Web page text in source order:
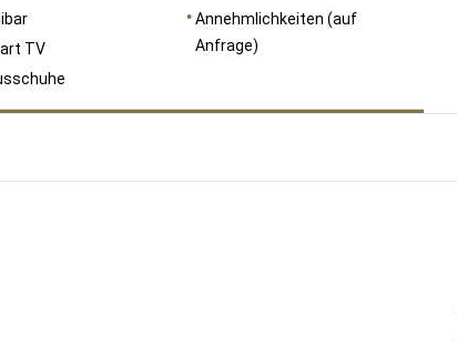
TV
Annehmlichkeiten (auf
Anfrage)